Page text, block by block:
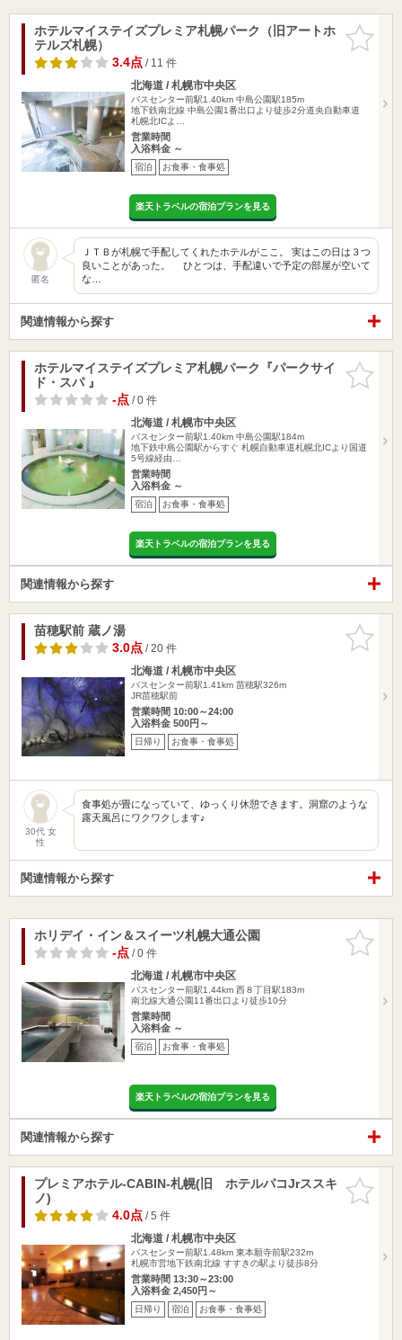
お気に入
りに追加
ホテルマイステイズプレミア札幌パーク（旧アートホ
テルズ札幌）
3.4点/ 11 件
北海道 / 札幌市中央区
バスセンター前駅1.40km 中島公園駅185m
地下鉄南北線 中島公園1番出口より徒歩2分道央自動車道
札幌北ICよ…
営業時間
入浴料金 ～
宿泊 お食事・食事処
楽天トラベルの宿泊プランを見る
匿名
ＪＴＢが札幌で手配してくれたホテルがここ。 実はこの日は３つ
良いことがあった。 ひとつは、手配違いで予定の部屋が空いて
な…
関連情報から探す
お気に入
りに追加
ホテルマイステイズプレミア札幌パーク『パークサイ
ド・スパ 』
-点/ 0 件
北海道 / 札幌市中央区
バスセンター前駅1.40km 中島公園駅184m
地下鉄中島公園駅からすぐ 札幌自動車道札幌北ICより国道
5号線経由…
営業時間
入浴料金 ～
宿泊 お食事・食事処
楽天トラベルの宿泊プランを見る
関連情報から探す
お気に入
りに追加
苗穂駅前 蔵ノ湯
3.0点/ 20 件
北海道 / 札幌市中央区
バスセンター前駅1.41km 苗穂駅326m
JR苗穂駅前
営業時間 10:00～24:00
入浴料金 500円～
日帰り お食事・食事処
30代 女
性
食事処が畳になっていて、ゆっくり休憩できます。洞窟のような
露天風呂にワクワクします♪
関連情報から探す
お気に入
りに追加
ホリデイ・イン＆スイーツ札幌大通公園
-点/ 0 件
北海道 / 札幌市中央区
バスセンター前駅1.44km 西８丁目駅183m
南北線大通公園11番出口より徒歩10分
営業時間
入浴料金 ～
宿泊 お食事・食事処
楽天トラベルの宿泊プランを見る
関連情報から探す
お気に入
りに追加
プレミアホテル-CABIN-札幌(旧 ホテルパコJrススキ
ノ)
4.0点/ 5 件
北海道 / 札幌市中央区
バスセンター前駅1.48km 東本願寺前駅232m
札幌市営地下鉄南北線 すすきの駅より徒歩8分
営業時間 13:30～23:00
入浴料金 2,450円～
日帰り 宿泊 お食事・食事処